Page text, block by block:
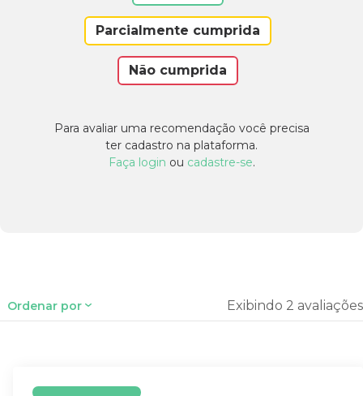
Parcialmente cumprida
Não cumprida
Para avaliar uma recomendação você precisa
ter cadastro na plataforma.
Faça login ou cadastre-se.
Ordenar por Exibindo 2 avaliações